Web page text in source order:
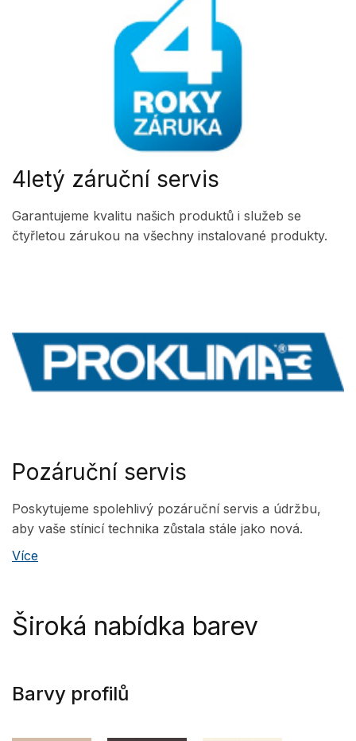
4letý záruční servis
Garantujeme kvalitu našich produktů i služeb se
čtyřletou zárukou na všechny instalované produkty.
Pozáruční servis
Poskytujeme spolehlivý pozáruční servis a údržbu,
aby vaše stínicí technika zůstala stále jako nová.
Více
Široká nabídka barev
Barvy profilů